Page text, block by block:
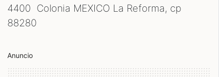
4400 Colonia MEXICO La Reforma, cp
88280
Anuncio